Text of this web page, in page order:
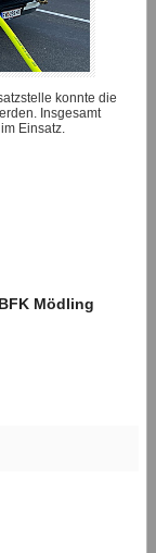
konnte die
Insgesamt
Einsatz.
Mödling